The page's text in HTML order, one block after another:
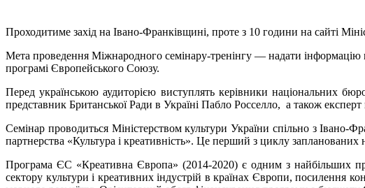
Проходитиме захід на Івано-Франківщині, проте з 10 години на сайті
Мета проведення Міжнародного семінару-тренінгу — надати інформацію
програмі Європейського Союзу.
Перед українською аудиторією виступлять керівники національних
представник Британської Ради в Україні Пабло Росселло, а також
Семінар проводиться Міністерством культури України спільно з
партнерства «Культура і креативність». Це перший з циклу запланованих
Програма ЄС «Креативна Європа» (2014-2020) є одним з найбільших
сектору культури і креативних індустрій в країнах Європи, посилення